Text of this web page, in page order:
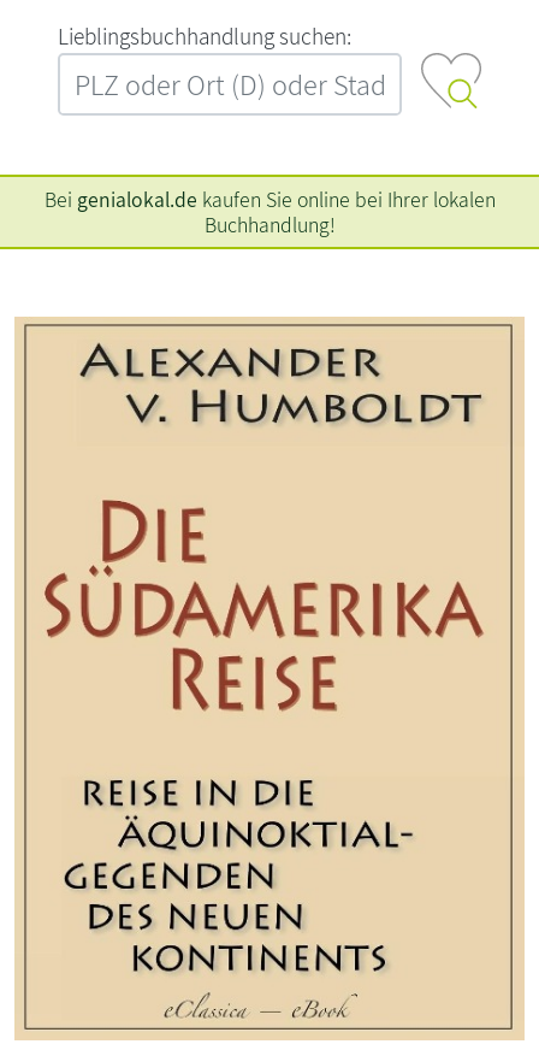
L‍i‍e‍b‍l‍i‍n‍g‍s‍b‍u‍c‍h‍h‍a‍n‍d‍l‍u‍n‍g‍ ‍s‍u‍c‍h‍e‍n‍:‍
Bei genialokal.de kaufen Sie online bei Ihrer lokalen
Buchhandlung!